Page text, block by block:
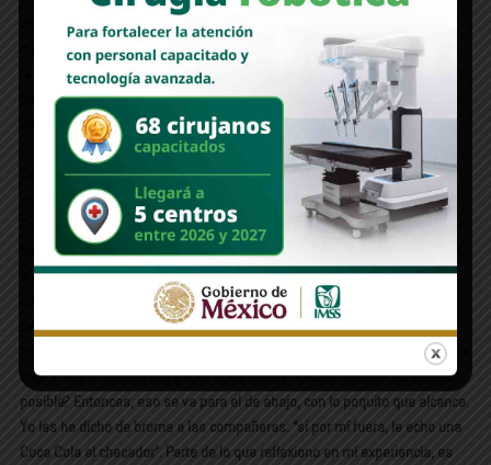
de quejas y recomendaciones, hay que ser creativos, hay que tener
ingenio, porque tenemos un poder social, somos una representación de
la sociedad. Se nos encargan derechos internacionales de las personas,
no es una cosa cualquiera de lo que estamos, hay que hacer valer lo que
uno representa.
Te nombraron los diputados, ahora ¿qué les dices en cuanto al
presupuesto?
En tema de recursos, de presupuestos, hay que trabajar con lo que hay y
hay que ser austeros, optimizar, eliminar gastos. Yo les quiero adelantar
algo, yo me voy a bajar el salario, ¿en qué proporción? Lo estoy viendo,
porque además de que no se vale, porque si yo llego y mi vida se ha
caracterizado por una trayectoria, luego llego ahí y me siento en las
mieles y ya me valió, no. Pero además voy a hacer otra cosa, lo que yo me
baje lo voy a repartir, hay gente que ganan el salario mínimo. ¿Cómo es
posible? Entonces, eso se va para el de abajo, con lo poquito que alcance.
Yo les he dicho de broma a las compañeras: “si por mí fuera, le echo una
Coca Cola al checador”. Parte de lo que reflexiono en mi experiencia, es